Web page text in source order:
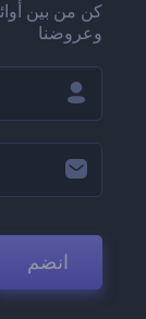
كن من بين
وعروضنا
انضم